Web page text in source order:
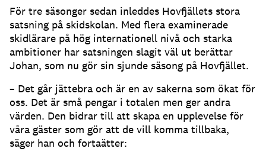
För tre säsonger sedan inleddes Hovfjällets stora
satsning på skidskolan. Med flera examinerade
skidlärare på hög internationell nivå och starka
ambitioner har satsningen slagit väl ut berättar
Johan, som nu gör sin sjunde säsong på Hovfjället.
– Det går jättebra och är en av sakerna som ökat för
oss. Det är små pengar i totalen men ger andra
värden. Den bidrar till att skapa en upplevelse för
våra gäster som gör att de vill komma tillbaka,
säger han och fortaätter: